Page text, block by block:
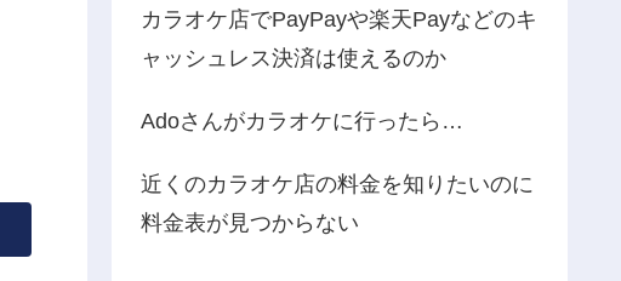
カラオケ店でPayPayや楽天Payなどのキ
ャッシュレス決済は使えるのか
Adoさんがカラオケに行ったら…
近くのカラオケ店の料金を知りたいのに
料金表が見つからない